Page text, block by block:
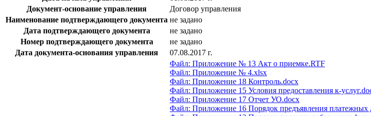
Документ-основание управления
Договор управления
Наименование подтверждающего документа не задано
Дата подтверждающего документа
не задано
Номер подтверждающего документа
не задано
Дата документа-основания управления
07.08.2017 г.
Файл: Приложение № 13 Акт о приемке.RTF
Файл: Приложение № 4.xlsx
Файл: Приложение 18 Контроль.docx
Файл: Приложение 15 Условия предоставления к-
Файл: Приложение 17 Отчет УО.docx
Файл: Приложение 16 Порядок предъявления платежных